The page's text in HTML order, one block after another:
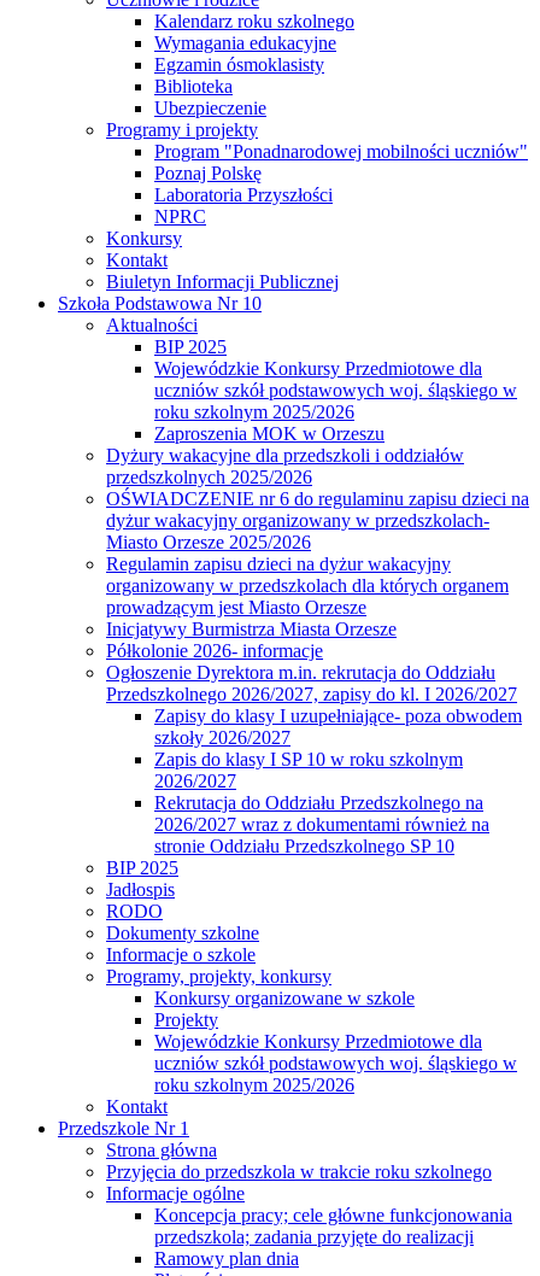
Kalendarz roku szkolnego
Wymagania edukacyjne
Egzamin ósmoklasisty
Biblioteka
Ubezpieczenie
Programy i projekty
Program "Ponadnarodowej mobilności uczniów"
Poznaj Polskę
Laboratoria Przyszłości
NPRC
Konkursy
Kontakt
Biuletyn Informacji Publicznej
Szkoła Podstawowa Nr 10
Aktualności
BIP 2025
Wojewódzkie Konkursy Przedmiotowe dla
uczniów szkół podstawowych woj. śląskiego w
roku szkolnym 2025/2026
Zaproszenia MOK w Orzeszu
Dyżury wakacyjne dla przedszkoli i oddziałów
przedszkolnych 2025/2026
OŚWIADCZENIE nr 6 do regulaminu zapisu dzieci na
dyżur wakacyjny organizowany w przedszkolach-
Miasto Orzesze 2025/2026
Regulamin zapisu dzieci na dyżur wakacyjny
organizowany w przedszkolach dla których organem
prowadzącym jest Miasto Orzesze
Inicjatywy Burmistrza Miasta Orzesze
Półkolonie 2026- informacje
Ogłoszenie Dyrektora m.in. rekrutacja do Oddziału
Przedszkolnego 2026/2027, zapisy do kl. I 2026/2027
Zapisy do klasy I uzupełniające- poza obwodem
szkoły 2026/2027
Zapis do klasy I SP 10 w roku szkolnym
2026/2027
Rekrutacja do Oddziału Przedszkolnego na
2026/2027 wraz z dokumentami również na
stronie Oddziału Przedszkolnego SP 10
BIP 2025
Jadłospis
RODO
Dokumenty szkolne
Informacje o szkole
Programy, projekty, konkursy
Konkursy organizowane w szkole
Projekty
Wojewódzkie Konkursy Przedmiotowe dla
uczniów szkół podstawowych woj. śląskiego w
roku szkolnym 2025/2026
Kontakt
Przedszkole Nr 1
Strona główna
Przyjęcia do przedszkola w trakcie roku szkolnego
Informacje ogólne
Koncepcja pracy; cele główne funkcjonowania
przedszkola; zadania przyjęte do realizacji
Ramowy plan dnia